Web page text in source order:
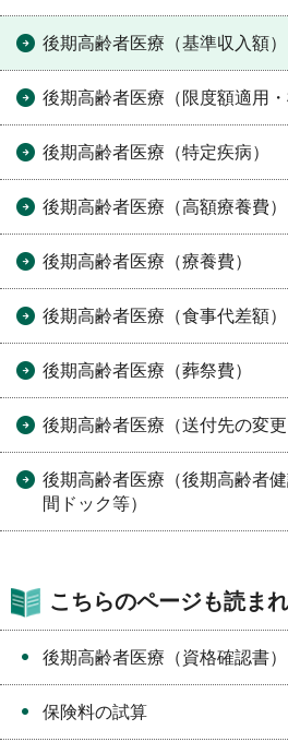
後期高齢者医療（基準収入額）
後期高齢者医療（限度額適用・
後期高齢者医療（特定疾病）
後期高齢者医療（高額療養費）
後期高齢者医療（療養費）
後期高齢者医療（食事代差額）
後期高齢者医療（葬祭費）
後期高齢者医療（送付先の変更
後期高齢者医療（後期高齢者
間ドック等）
こちらのページも読ま
後期高齢者医療（資格確認書）
保険料の試算